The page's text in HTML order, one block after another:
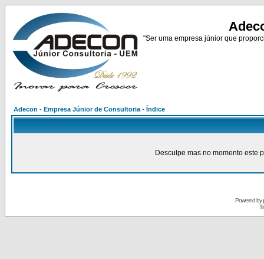
"Ser uma empresa júnior que
Adecon - Empresa Júnior de Consultoria - Índice
Desculpe mas no momento este
Powered by